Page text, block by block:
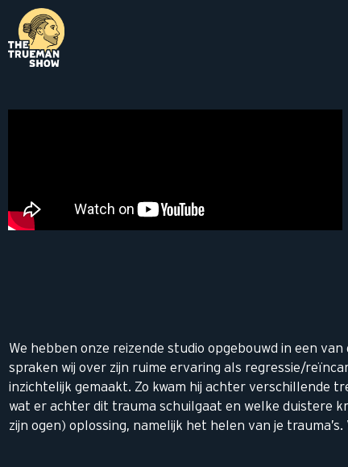
We hebben onze reizende studio opgebouwd in een
spraken wij over zijn ruime ervaring als regressie/
inzichtelijk gemaakt. Zo kwam hij achter verschillende
wat er achter dit trauma schuilgaat en welke duistere
zijn ogen) oplossing, namelijk het helen van je